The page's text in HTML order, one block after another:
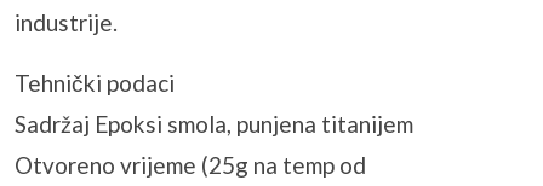
industrije.
Tehnički podaci
Sadržaj Epoksi smola, punjena titanijem
Otvoreno vrijeme (25g na temp od